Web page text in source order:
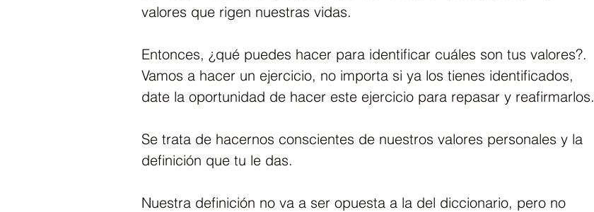
valores que rigen nuestras vidas.
Entonces, ¿qué puedes hacer para identificar cuáles son tus valores?.
Vamos a hacer un ejercicio, no importa si ya los tienes identificados,
date la oportunidad de hacer este ejercicio para repasar y reafirmarlos.
Se trata de hacernos conscientes de nuestros valores personales y la
definición que tu le das.
Nuestra definición no va a ser opuesta a la del diccionario, pero no